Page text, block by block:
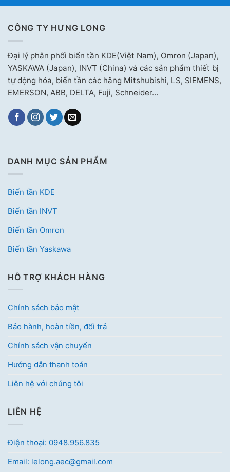
CÔNG TY HƯNG LONG
Đại lý phân phối biến tần KDE(Việt Nam), Omron (Japan),
YASKAWA (Japan), INVT (China) và các sản phẩm thiết bị
tự động hóa, biến tần các hãng Mitshubishi, LS, SIEMENS,
EMERSON, ABB, DELTA, Fuji, Schneider…
DANH MỤC SẢN PHẨM
Biến tần KDE
Biến tần INVT
Biến tần Omron
Biến tần Yaskawa
HỖ TRỢ KHÁCH HÀNG
Chính sách bảo mật
Bảo hành, hoàn tiền, đổi trả
Chính sách vận chuyển
Hướng dẫn thanh toán
Liên hệ với chúng tôi
LIÊN HỆ
Điện thoại: 0948.956.835
Email: lelong.aec@gmail.com